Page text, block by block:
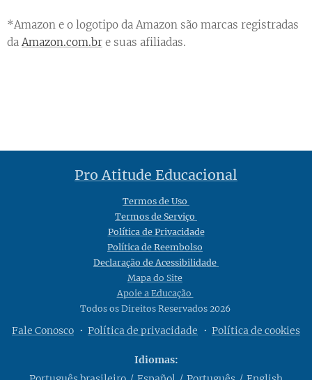
*Amazon e o logotipo da Amazon são marcas registradas
da Amazon.com.br e suas afiliadas.
Pro Atitude Educacional
Termos de Uso
Termos de Serviço
Política de Privacidade
Política de Reembolso
Declaração de Acessibilidade
Mapa do Site
Apoie a Educação
Todos os Direitos Reservados 2026
Fale Conosco Política de privacidade Política de cookies
Idiomas